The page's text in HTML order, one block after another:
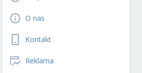
O nas
Kontakt
Reklama